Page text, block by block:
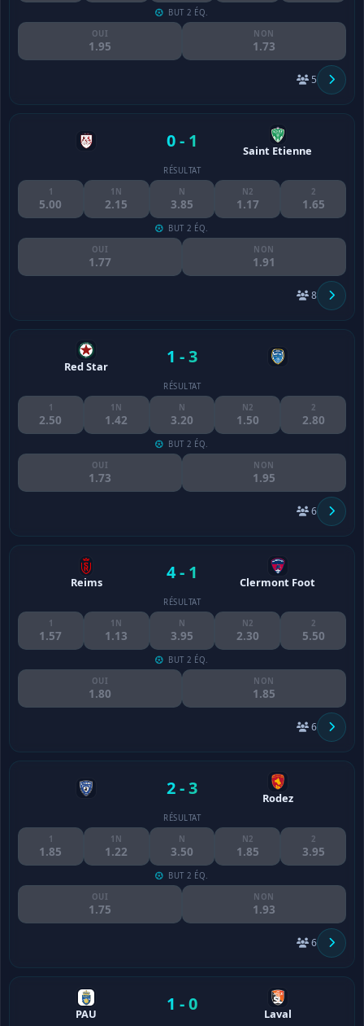
BUT 2 ÉQ.
OUI
1.95
NON
1.73
5
0 - 1 Saint Etienne
RÉSULTAT
1
5.00
1N
2.15
N
3.85
N2
1.17
2
1.65
BUT 2 ÉQ.
OUI
1.77
NON
1.91
8
Red Star 1 - 3
RÉSULTAT
1
2.50
1N
1.42
N
3.20
N2
1.50
2
2.80
BUT 2 ÉQ.
OUI
1.73
NON
1.95
6
Reims 4 - 1 Clermont Foot
RÉSULTAT
1
1.57
1N
1.13
N
3.95
N2
2.30
2
5.50
BUT 2 ÉQ.
OUI
1.80
NON
1.85
6
2 - 3 Rodez
RÉSULTAT
1
1.85
1N
1.22
N
3.50
N2
1.85
2
3.95
BUT 2 ÉQ.
OUI
1.75
NON
1.93
6
PAU 1 - 0 Laval